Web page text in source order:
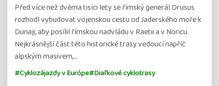
Před více než dvěma tisíci lety se římský generál Drusus
rozhodl vybudovat vojenskou cestu od Jaderského moře k
Dunaji, aby posílil římskou nadvládu v Raetii a v Noricu.
Nejkrásnější část této historické trasy vedoucí napříč
alpským masivem,…
#Cyklozájazdy v Európe#Diaľkové cyklotrasy